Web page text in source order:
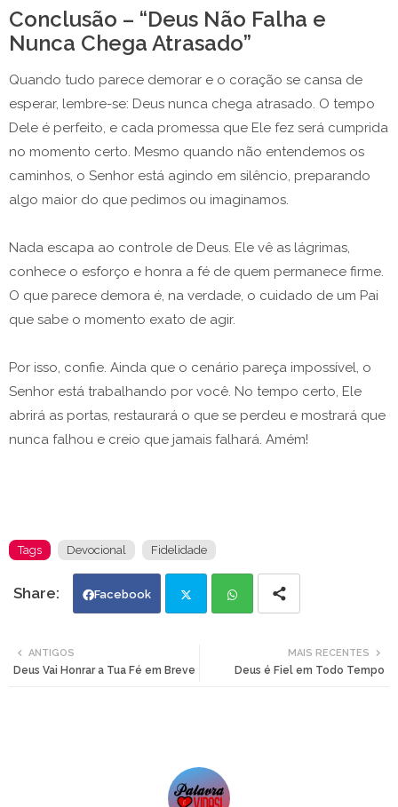
Conclusão – “Deus Não Falha e
Nunca Chega Atrasado”
Quando tudo parece demorar e o coração se cansa de
esperar, lembre-se: Deus nunca chega atrasado. O tempo
Dele é perfeito, e cada promessa que Ele fez será cumprida
no momento certo. Mesmo quando não entendemos os
caminhos, o Senhor está agindo em silêncio, preparando
algo maior do que pedimos ou imaginamos.
Nada escapa ao controle de Deus. Ele vê as lágrimas,
conhece o esforço e honra a fé de quem permanece firme.
O que parece demora é, na verdade, o cuidado de um Pai
que sabe o momento exato de agir.
Por isso, confie. Ainda que o cenário pareça impossível, o
Senhor está trabalhando por você. No tempo certo, Ele
abrirá as portas, restaurará o que se perdeu e mostrará que
nunca falhou e creio que jamais falhará. Amém!
Tags Devocional Fidelidade
Facebook
tte ats
MAIS RECENTES
Deus é Fiel em Todo Tempo
ANTIGOS
Deus Vai Honrar a Tua Fé em Breve